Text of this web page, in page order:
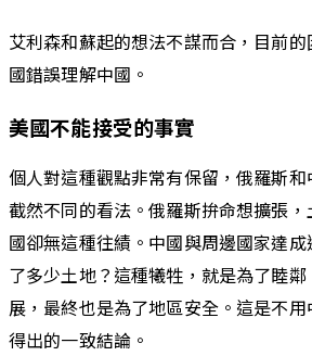
艾利森和蘇起的想法不謀而合，目前
國錯誤理解中國。
美國不能接受的事實
個人對這種觀點非常有保留，俄羅斯
截然不同的看法。俄羅斯拚命想擴張
國卻無這種往績。中國與周邊國家達
了多少土地？這種犧牲，就是為了睦
展，最終也是為了地區安全。這是不
得出的一致結論。